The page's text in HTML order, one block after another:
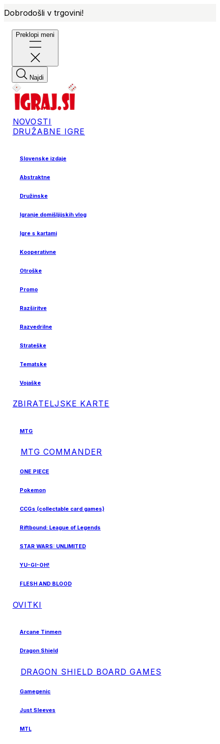
Dobrodošli v trgovini!
Preklopi meni
Najdi
NOVOSTI
DRUŽABNE IGRE
Slovenske izdaje
Abstraktne
Družinske
Igranje domišljijskih vlog
Igre s kartami
Kooperativne
Otroške
Promo
Razširitve
Razvedrilne
Strateške
Tematske
Vojaške
ZBIRATELJSKE KARTE
MTG
MTG COMMANDER
ONE PIECE
Pokemon
CCGs (collectable card games)
Riftbound: League of Legends
STAR WARS: UNLIMITED
YU-GI-OH!
FLESH AND BLOOD
OVITKI
Arcane Tinmen
Dragon Shield
DRAGON SHIELD BOARD GAMES
Gamegenic
Just Sleeves
MTL